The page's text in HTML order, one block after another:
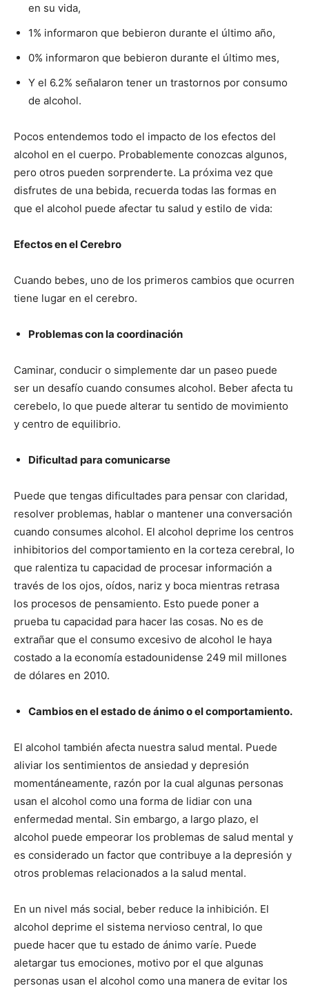
en su vida,
1% informaron que bebieron durante el último año,
0% informaron que bebieron durante el último mes,
Y el 6.2% señalaron tener un trastornos por consumo
de alcohol.
Pocos entendemos todo el impacto de los efectos del
alcohol en el cuerpo. Probablemente conozcas algunos,
pero otros pueden sorprenderte. La próxima vez que
disfrutes de una bebida, recuerda todas las formas en
que el alcohol puede afectar tu salud y estilo de vida:
Efectos en el Cerebro
Cuando bebes, uno de los primeros cambios que ocurren
tiene lugar en el cerebro.
Problemas con la coordinación
Caminar, conducir o simplemente dar un paseo puede
ser un desafío cuando consumes alcohol. Beber afecta tu
cerebelo, lo que puede alterar tu sentido de movimiento
y centro de equilibrio.
Dificultad para comunicarse
Puede que tengas dificultades para pensar con claridad,
resolver problemas, hablar o mantener una conversación
cuando consumes alcohol. El alcohol deprime los centros
inhibitorios del comportamiento en la corteza cerebral, lo
que ralentiza tu capacidad de procesar información a
través de los ojos, oídos, nariz y boca mientras retrasa
los procesos de pensamiento. Esto puede poner a
prueba tu capacidad para hacer las cosas. No es de
extrañar que el consumo excesivo de alcohol le haya
costado a la economía estadounidense 249 mil millones
de dólares en 2010.
Cambios en el estado de ánimo o el comportamiento.
El alcohol también afecta nuestra salud mental. Puede
aliviar los sentimientos de ansiedad y depresión
momentáneamente, razón por la cual algunas personas
usan el alcohol como una forma de lidiar con una
enfermedad mental. Sin embargo, a largo plazo, el
alcohol puede empeorar los problemas de salud mental y
es considerado un factor que contribuye a la depresión y
otros problemas relacionados a la salud mental.
En un nivel más social, beber reduce la inhibición. El
alcohol deprime el sistema nervioso central, lo que
puede hacer que tu estado de ánimo varíe. Puede
aletargar tus emociones, motivo por el que algunas
personas usan el alcohol como una manera de evitar los